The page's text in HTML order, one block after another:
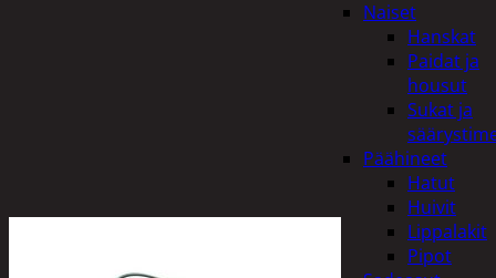
Naiset
Hanskat
Paidat ja
housut
Sukat ja
Päähineet
Hatut
Huivit
Lippalakit
Pipot